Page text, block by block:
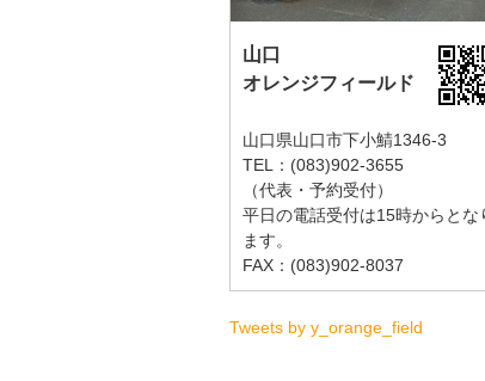
山口
オレンジフィールド
山口県山口市下小鯖1346-3
TEL：(083)902-3655
（代表・予約受付）
平日の電話受付は15時からとな
ます。
FAX：(083)902-8037
Tweets by y_orange_field